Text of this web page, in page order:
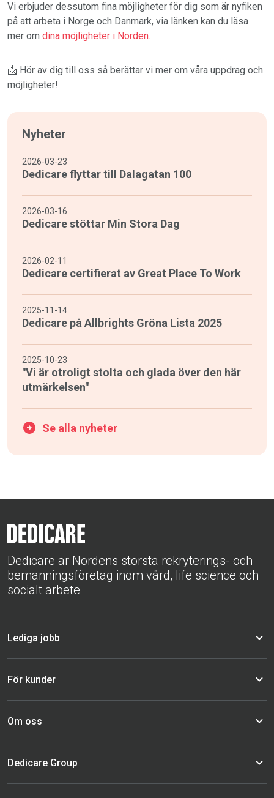
Vi erbjuder dessutom fina möjligheter för dig som är nyfiken
på att arbeta i Norge och Danmark, via länken kan du läsa
mer om dina möjligheter i Norden.
📩 Hör av dig till oss så berättar vi mer om våra uppdrag och
möjligheter!
Nyheter
2026-03-23
Dedicare flyttar till Dalagatan 100
2026-03-16
Dedicare stöttar Min Stora Dag
2026-02-11
Dedicare certifierat av Great Place To Work
2025-11-14
Dedicare på Allbrights Gröna Lista 2025
2025-10-23
"Vi är otroligt stolta och glada över den här
utmärkelsen"
Se alla nyheter
Dedicare är Nordens största rekryterings- och
bemanningsföretag inom vård, life science och
socialt arbete
Lediga jobb
För kunder
Om oss
Dedicare Group